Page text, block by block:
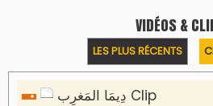
VIDÉOS &
LES PLUS RÉCENTS
دِيمَا المَغرِب Clip